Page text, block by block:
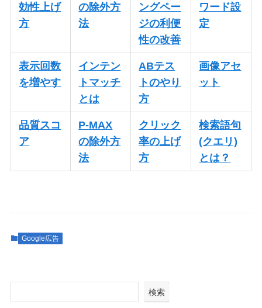
効性上げ
方
の除外方
法
ングペー
ジの利便
性の改善
ワード設
定
表示回数
を増やす
インテン
トマッチ
とは
ABテス
トのやり
方
画像アセ
ット
品質スコ
ア
P-MAX
の除外方
法
クリック
率の上げ
方
検索語句
(クエリ)
とは？
Google広告
検索